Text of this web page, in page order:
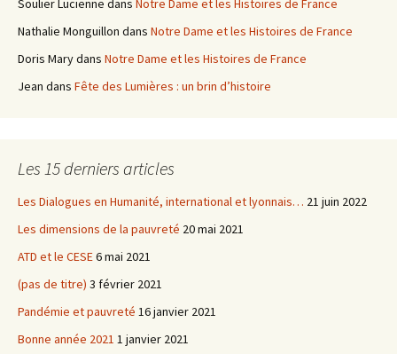
Soulier Lucienne dans Notre Dame et les Histoires de France
Nathalie Monguillon dans Notre Dame et les Histoires de France
Doris Marydans Notre Dame et les Histoires de France
Jean dans Fête des Lumières : un brin d’histoire
Les 15 derniers articles
Les Dialogues en Humanité, international et lyonnais… 21 juin 2022
Les dimensions de la pauvreté 20 mai 2021
ATD et le CESE6 mai 2021
(pas de titre) 3 février 2021
Pandémie et pauvreté 16 janvier 2021
Bonne année 2021 1 janvier 2021